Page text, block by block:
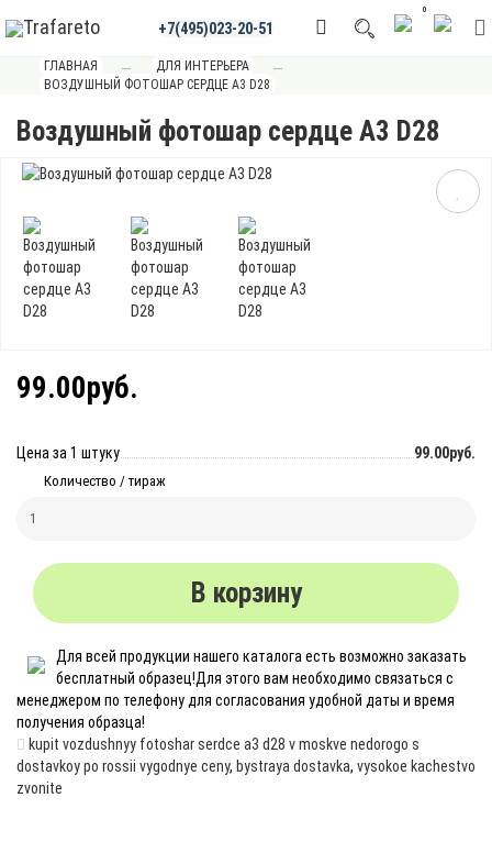
+7(495)023-20-51
0
ГЛАВНАЯ
ДЛЯ ИНТЕРЬЕРА
ВОЗДУШНЫЙ ФОТОШАР СЕРДЦЕ А3 D28
Воздушный фотошар сердце А3 D28
99.00руб.
Цена за 1 штуку 99.00руб.
Количество / тираж
В корзину
Для всей продукции нашего каталога есть возможно заказать
бесплатный образец!Для этого вам необходимо связаться с
менеджером по телефону для согласования удобной даты и время
получения образца!
kupit vozdushnyy fotoshar serdce a3 d28 v moskve nedorogo s
dostavkoy po rossii vygodnye ceny, bystraya dostavka, vysokoe kachestvo
zvonite